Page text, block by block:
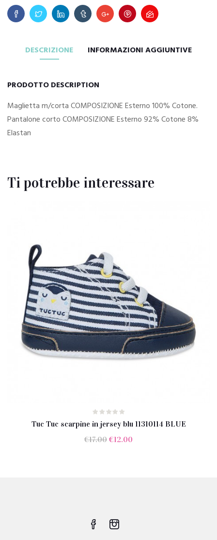
DESCRIZIONE INFORMAZIONI AGGIUNTIVE
PRODOTTO DESCRIPTION
Maglietta m/corta COMPOSIZIONE Esterno 100% Cotone.
Pantalone corto COMPOSIZIONE Esterno 92% Cotone 8%
Elastan
Ti potrebbe interessare
Tuc Tuc scarpine in jersey blu 11310114 BLUE
€17.00 Il
€12.00